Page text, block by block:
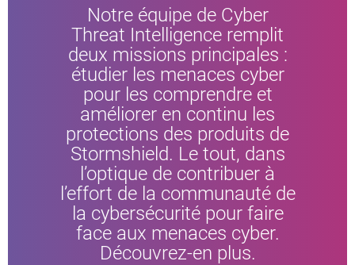
Notre équipe de Cyber
Threat Intelligence remplit
deux missions principales :
étudier les menaces cyber
pour les comprendre et
améliorer en continu les
protections des produits de
Stormshield. Le tout, dans
l’optique de contribuer à
l’effort de la communauté de
la cybersécurité pour faire
face aux menaces cyber.
Découvrez-en plus.